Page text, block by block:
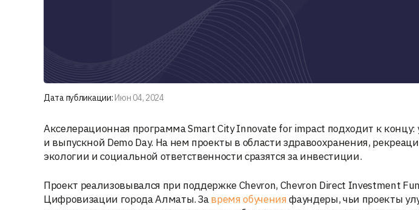
Дата публикации: Июн 04, 2024
Акселерационная программа Smart City Innovate for impact подходит к
и выпускной Demo Day. На нем проекты в области здравоохранения,
экологии и социальной ответственности сразятся за инвестиции.
Проект реализовывался при поддержке Chevron, Chevron Direct Investment
Цифровизации города Алматы. Завремя обученияфаундеры, чьи проекты